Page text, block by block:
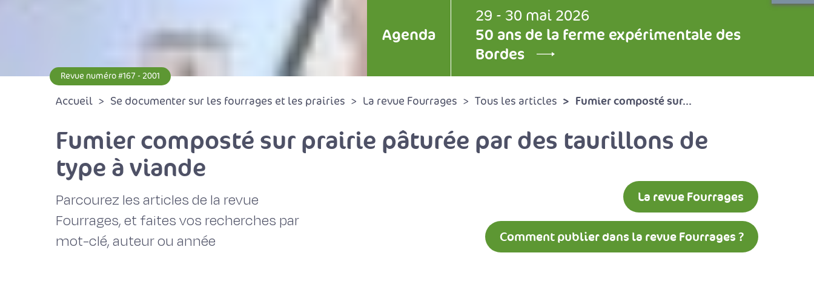
Agenda
29 - 30 mai 2026
50 ans de la ferme expérimentale des
Bordes
Revue numéro #167 - 2001
Accueil Se documenter sur les fourrages et les prairies La revue Fourrages Tous les articles Fumier composté sur...
Fumier composté sur prairie pâturée par des taurillons de
type à viande
Parcourez les articles de la revue
Fourrages, et faites vos recherches par
mot-clé, auteur ou année
La revue Fourrages
Comment publier dans la revue Fourrages ?